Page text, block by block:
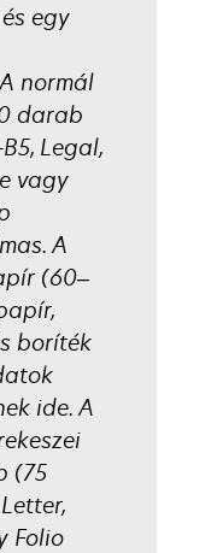
egy
normál
darab
Legal,
vagy
A
(60–
boríték
ide. A
(75
Folio